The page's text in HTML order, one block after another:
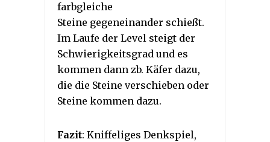
farbgleiche
Steine gegeneinander schießt.
Im Laufe der Level steigt der
Schwierigkeitsgrad und es
kommen dann zb. Käfer dazu,
die die Steine verschieben oder
Steine kommen dazu.
Fazit: Kniffeliges Denkspiel,